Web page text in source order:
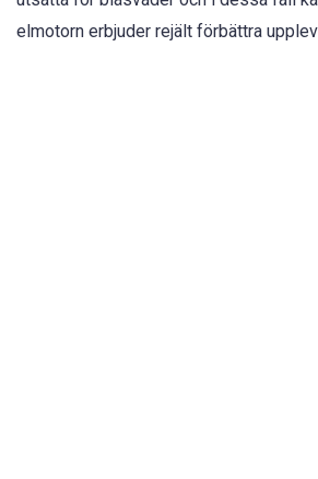
elmotorn erbjuder rejält förbättra